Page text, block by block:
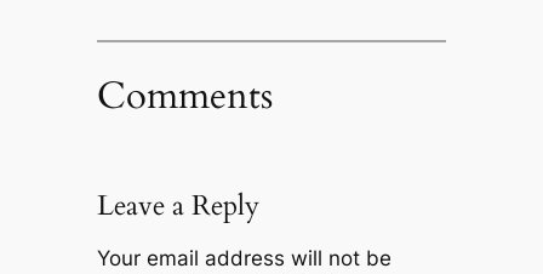
Comments
Leave a Reply
Your email address will not be